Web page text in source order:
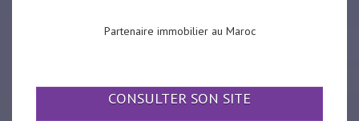
Partenaire immobilier au Maroc
CONSULTER SON SITE